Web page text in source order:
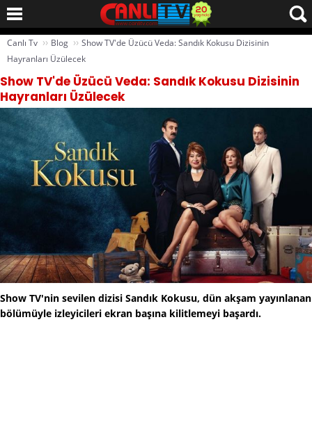
Canlı Tv ›› Blog ›› Show TV'de Üzücü Veda: Sandık Kokusu Dizisinin
Hayranları Üzülecek
Show TV'de Üzücü Veda: Sandık Kokusu Dizisinin
Hayranları Üzülecek
Show TV'nin sevilen dizisi Sandık Kokusu, dün akşam yayınlanan
bölümüyle izleyicileri ekran başına kilitlemeyi başardı.